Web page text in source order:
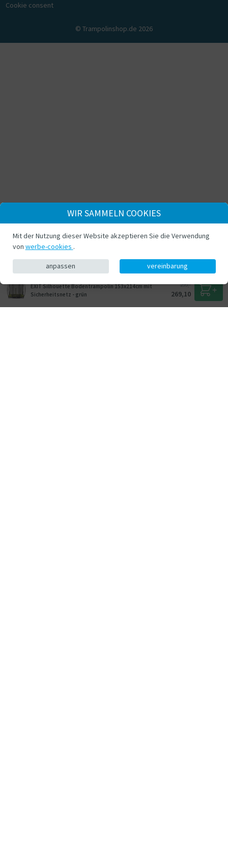
EXIT Silhouette Bodentrampolin 153x214cm mit
Sicherheitsnetz - grün
299,-
269,10
Cookie consent
© Trampolinshop.de 2026
WIR SAMMELN COOKIES
Mit der Nutzung dieser Website akzeptieren Sie die Verwendung
von werbe-cookies .
anpassen vereinbarung